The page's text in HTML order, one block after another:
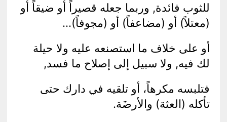
للثوب فائدة, وربما جعله قصيراً أو ضيقاً أو
(معتلاً) أو (مضاعفاً) أو (مجوفاً)…
أو على خلاف ما استصنعه عليه ولا حيلة
لك فيه, ولا سبيل إلى إصلاح ما فسد,
فتلبسه مكرهاً، أو تلقيه في دارك حتى
تأكله (العثة) والأرضَة.